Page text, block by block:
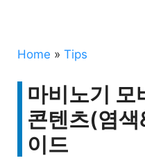
Home » Tips
마비노기 모
콘텐츠(염
이드